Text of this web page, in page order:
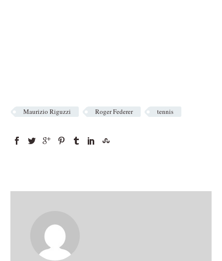
Maurizio Riguzzi Roger Federer tennis